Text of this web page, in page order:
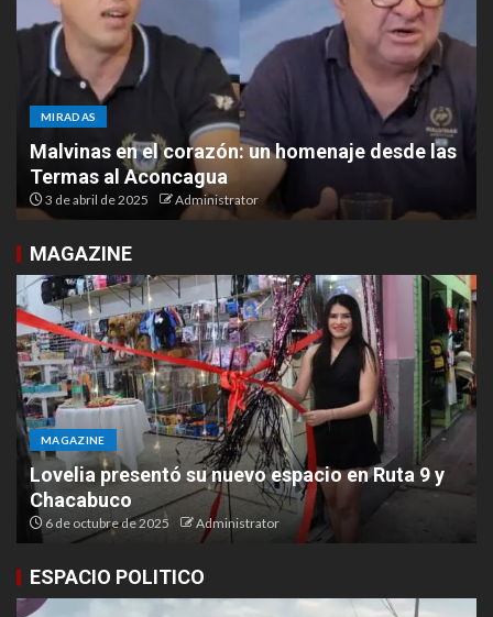
MIRADAS
Malvinas en el corazón: un homenaje desde las
Termas al Aconcagua
3 de abril de 2025 Administrator
MAGAZINE
MAGAZINE
Lovelia presentó su nuevo espacio en Ruta 9 y
Chacabuco
6 de octubre de 2025 Administrator
ESPACIO POLITICO